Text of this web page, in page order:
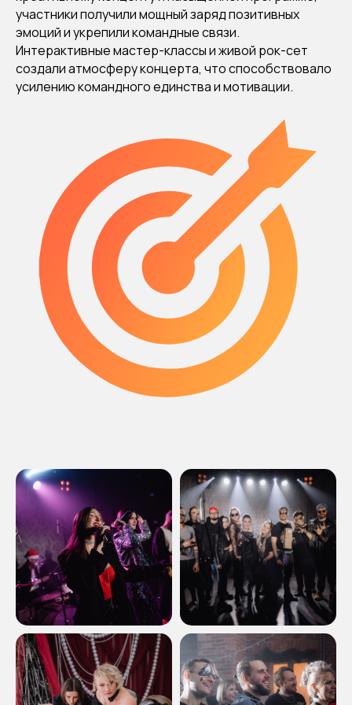
участники получили мощный заряд позитивных
эмоций и укрепили командные связи.
Интерактивные мастер-классы и живой рок-сет
создали атмосферу концерта, что способствовало
усилению командного единства и мотивации.
атмосфера — всё
продумано
Мы создаём события, которые
не просто проходят, а остаются
в памяти.
Хочу идею и бюджет